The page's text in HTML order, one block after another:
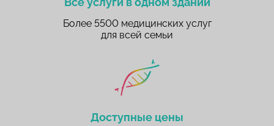
Более 5500 медицинских услуг
для всей семьи
Доступные цены